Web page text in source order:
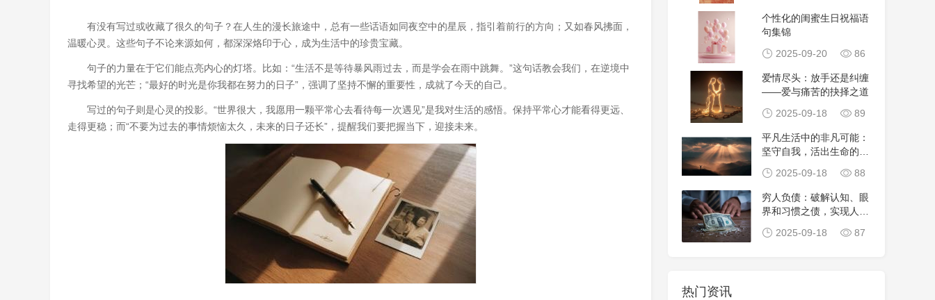
有没有写过或收藏了很久的句子？在人生的漫长旅途中，总有一些话语如同夜空中的星辰，指引着前行的方向；又如春风拂面，
温暖心灵。这些句子不论来源如何，都深深烙印于心，成为生活中的珍贵宝藏。
句子的力量在于它们能点亮内心的灯塔。比如：“生活不是等待暴风雨过去，而是学会在雨中跳舞。”这句话教会我们，在逆境中
寻找希望的光芒；“最好的时光是你我都在努力的日子”，强调了坚持不懈的重要性，成就了今天的自己。
写过的句子则是心灵的投影。“世界很大，我愿用一颗平常心去看待每一次遇见”是我对生活的感悟。保持平常心才能看得更远、
走得更稳；而“不要为过去的事情烦恼太久，未来的日子还长”，提醒我们要把握当下，迎接未来。
个性化的闺蜜生日祝福语
句集锦
2025-09-20
86
爱情尽头：放手还是纠缠
——爱与痛苦的抉择之道
2025-09-18
89
平凡生活中的非凡可能：
坚守自我，活出生命的价
2025-09-18 88
穷人负债：破解认知、眼
界和习惯之债，实现人生
2025-09-18 87
热门资讯